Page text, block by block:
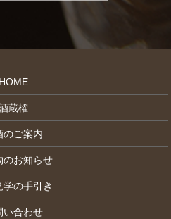
HOME
蔵櫂
のご案内
のお知らせ
学の手引き
い合わせ